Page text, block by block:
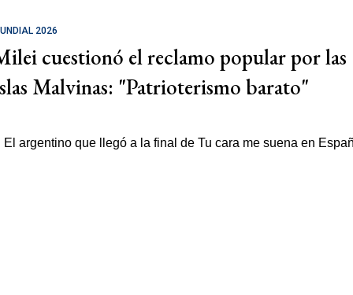
2026
cuestionó el reclamo popular por las
Malvinas: "Patrioterismo barato"